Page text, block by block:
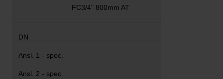
FC3/4" 800mm AT